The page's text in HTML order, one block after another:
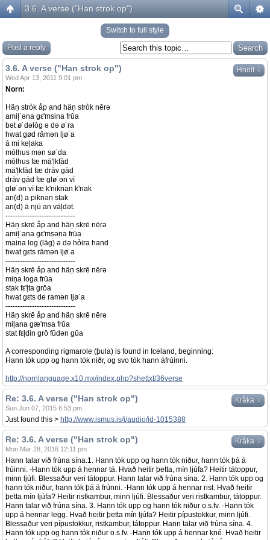
3.6. A verse ("Han strok op")
Switch to full style
Post a reply
Hnolt ↓
3.6. A verse ("Han strok op")
Wed Apr 13, 2011 9:01 pm
Norn:
Häņ strỏk åp and häņ strỏk nērə
amiļ˙əna gε'msina frūa
bət ø˙dəlỏg ə də ø˙ra
hwat gød rāmən ljø˙a
ā mi keļaka
mōlhus mən sø˙da
mōlhus fæ mä'ļkfād
mä'ļkfād fæ drāv gād
drāv gād fæ glø˙ən vī
glø˙ən vī fæ k'niknan k'nak
an(d) a piknən stak
an(d) ā njū an väļdət.
-----------------------------
Häņ skrē åp and häņ skrē nērə
amiļ˙ana gε'msəna frūa
maina log (läg) ə də hỏira hand
hwat gεts rāmən ljø˙a
-----------------------------
Häņ skrē åp and häņ skrē nērə
miņa loga frūa
stak fε'ļta grōa
hwat gεts de ramən ljø˙a
-----------------------------
Häņ skrē åp and häņ skrē nērə
miļana gæ'msa frūa
stat fεļdin grō fūdən gūa
A corresponding rigmarole (þula) is found in Iceland, beginning:
Hann tók upp og hann tók niðr, og svo tók hann áfrúinni.
http://nornlanguage.x10.mx/index.php?shettxt/36verse
Kråka ↓
Re: 3.6. A verse ("Han strok op")
Sun Jun 07, 2015 6:53 pm
Just found this > http://www.ismus.is/i/audio/id-1015388
Kråka ↓
Re: 3.6. A verse ("Han strok op")
Mon Mar 28, 2016 12:11 pm
Hann talar við frúna sína.1. Hann tók upp og hann tók niður, hann tók þá á
frúinni. -Hann tók upp á hennar tá. Hvað heitir þetta, mín ljúfa? Heitir tátoppur,
minn ljúfi. Blessaður veri tátoppur. Hann talar við frúna sína. 2. Hann tók upp og
hann tók niður, hann tók þá á frúnni. -Hann tók upp á hennar rist. Hvað heitir
þetta mín ljúfa? Heitir ristkambur, minn ljúfi. Blessaður veri ristkambur, tátoppur.
Hann talar við frúna sína. 3. Hann tók upp og hann tók niður o.s.fv. -Hann tók
upp á hennar legg. Hvað heitir þetta mín ljúfa? Heitir pípustokkur, minn ljúfi.
Blessaður veri pípustokkur, ristkambur, tátoppur. Hann talar við frúna sína. 4.
Hann tók upp og hann tók niður o.s.fv. -Hann tók upp á hennar kné. Hvað heitir